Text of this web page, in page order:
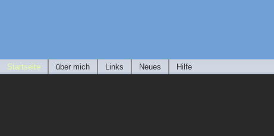
Startseite über mich Links Neues Hilfe